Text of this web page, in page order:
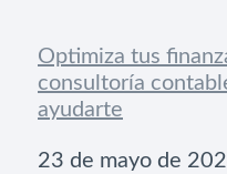
Optimiza tus
consultoría
ayudarte
Fecha
23 de mayo de